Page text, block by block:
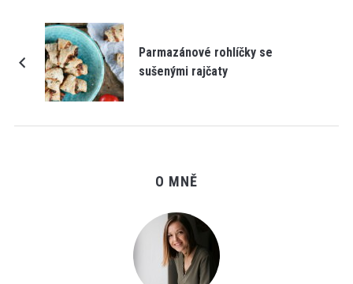
Parmazánové rohlíčky se
sušenými rajčaty
O MNĚ